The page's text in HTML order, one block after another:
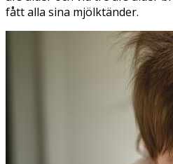
fått alla sina mjölktänder.